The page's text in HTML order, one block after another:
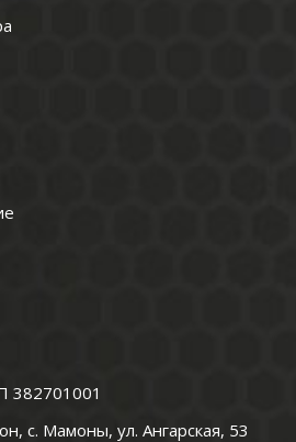
382701001
с. Мамоны, ул. Ангарская, 53